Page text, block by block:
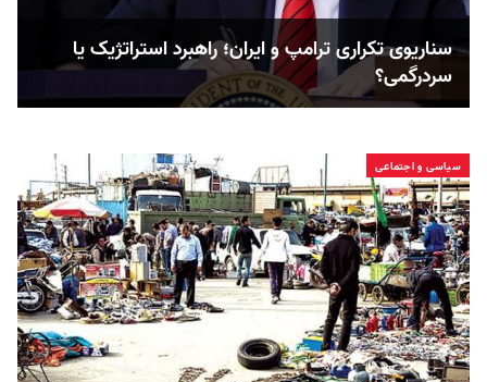
سناریوی تکراری ترامپ و ایران؛ راهبرد استراتژیک یا
سردرگمی؟
سیاسی و اجتماعی